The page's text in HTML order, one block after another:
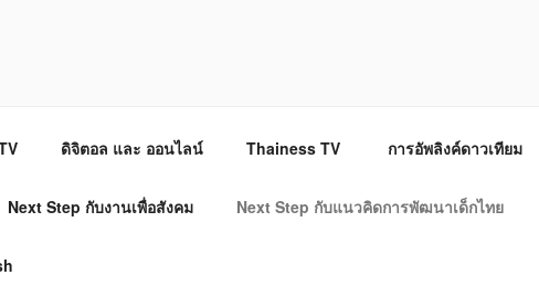
ดิจิตอล และ ออนไลน์ Thainess TV การอัพลิงค์ดาวเทียม
Next Step กับงานเพื่อสังคม Next Step กับแนวคิดการพัฒนาเด็กไทย